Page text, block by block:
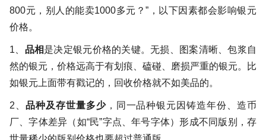
800元，别人的能卖1000多元？”，以下因素都会影响银元
价格。
1、 品相是决定银元价格的关键。无损、图案清晰、包浆自
然的银元，价格远高于有划痕、磕碰、磨损严重的银元。比
如银元上面带有戳记的，回收价格就不如美品的。
2、 品种及存世量多少，同一品种银元因铸造年份、造币
厂、字体差异（如“民”字点、年号字体）形成不同版别，存